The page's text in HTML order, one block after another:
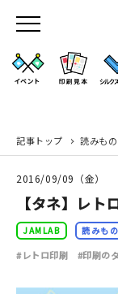
JAMのこと
お店/ワークスペース
記事トップ 読みもの
2016/09/09（金）
【タネ】レ
JAMLAB 読みもの
#レトロ印刷 #印刷の